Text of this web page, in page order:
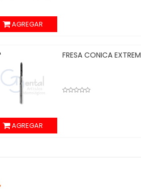
AGREGAR
AGREGAR
FRESA ESPIGA CORTA